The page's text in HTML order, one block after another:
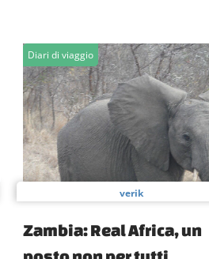
Diari di viaggio
verik
Zambia: Real Africa, un